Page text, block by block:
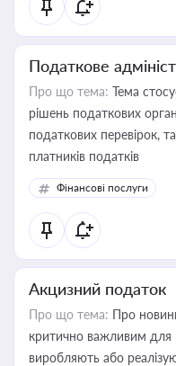
Податкове
Про що тема: Тема
рішень податкових
податкових перевірок,
платників податків
Фінансові послуги
Акцизний податок
Про що тема: Про
критично важливим для
виробляють або